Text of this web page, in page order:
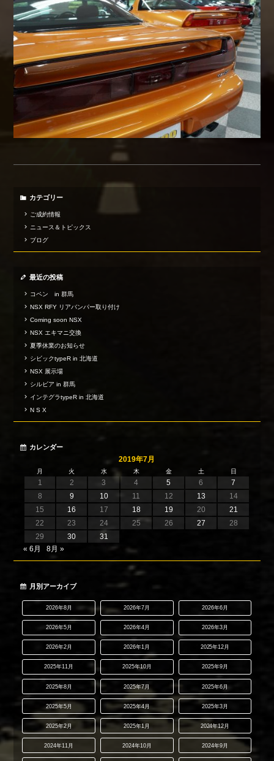
カテゴリー
ご成約情報
ニュース＆トピックス
ブログ
最近の投稿
コペン in 群馬
NSX RFY リアバンパー取り付け
Coming soon NSX
NSX エキマニ交換
夏季休業のお知らせ
シビックtypeR in 北海道
NSX 展示場
シルビア in 群馬
インテグラtypeR in 北海道
N S X
カレンダー
2019年7月
月 火 水 木 金 土 日
1 2 3 4 5 6
7
8
9 10 11 12 13
14
15
16 17 18 19 20
21
22
23 24 25 26 27
28
29
30
31
« 6月
8月 »
月別アーカイブ
2026年8月 2026年7月 2026年6月
2026年5月 2026年4月 2026年3月
2026年2月 2026年1月 2025年12月
2025年11月 2025年10月 2025年9月
2025年8月 2025年7月 2025年6月
2025年5月 2025年4月 2025年3月
2025年2月 2025年1月 2024年12月
2024年11月 2024年10月 2024年9月